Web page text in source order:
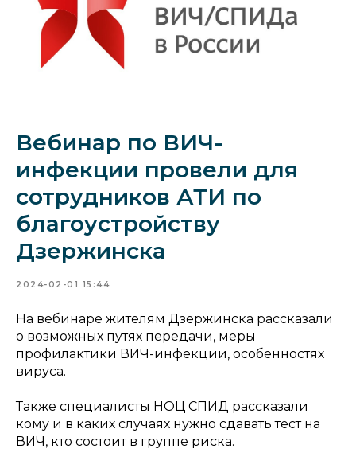
Вебинар по ВИЧ-
инфекции провели для
сотрудников АТИ по
благоустройству
Дзержинска
2024-02-01 15:44
На вебинаре жителям Дзержинска рассказали
о возможных путях передачи, меры
профилактики ВИЧ-инфекции, особенностях
вируса.
Также специалисты НОЦ СПИД рассказали
кому и в каких случаях нужно сдавать тест на
ВИЧ, кто состоит в группе риска.